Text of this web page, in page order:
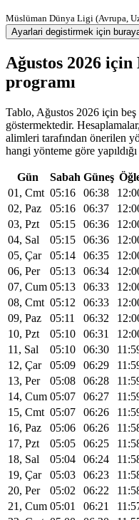
Müslüman Dünya Ligi (Avrupa,
Ayarlari degistirmek için
Ağustos 2026
programı
Tablo, Ağustos 2026 için beş
göstermektedir.
alimleri tarafından önerilen
hangi yönteme göre
Gün Sabah Güneş
01, Cmt 05:16 06:38
02, Paz
05:16 06:37
03, Pzt
05:15 06:36
04, Sal
05:15 06:36
05, Çar
05:14 06:35
06, Per
05:13 06:34
07, Cum 05:13 06:33
08, Cmt 05:12 06:33
09, Paz
05:11 06:32
10, Pzt
05:10 06:31
11, Sal
05:10 06:30
12, Çar
05:09 06:29
13, Per
05:08 06:28
14, Cum 05:07 06:27
15, Cmt 05:07 06:26
16, Paz
05:06 06:26
17, Pzt
05:05 06:25
18, Sal
05:04 06:24
19, Çar
05:03 06:23
20, Per
05:02 06:22
21, Cum 05:01 06:21